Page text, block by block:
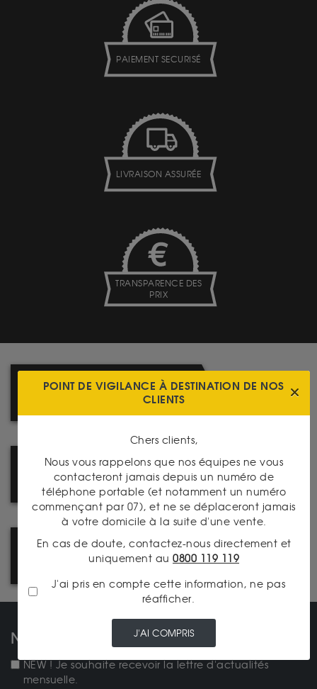
PAIEMENT SECURISÉ
LIVRAISON ASSURÉE
TRANSPARENCE DES
PRIX
PROFESSIONNELS ? LES
MEILLEURES CONDITIONS SUR
DÉCOUVREZ NOTRE
CATALOGUE PRODUITS
LA PRESSE PARLE DE NOUS !
NOS NEWSLETTERS
NEW ! Je souhaite recevoir la lettre d'actualités
mensuelle.
POINT DE VIGILANCE À DESTINATION DE NOS
CLIENTS
Chers clients,
Nous vous rappelons que nos équipes ne vous
contacteront jamais depuis un numéro de
téléphone portable (et notamment un numéro
commençant par 07), et ne se déplaceront jamais
à votre domicile à la suite d'une vente.
En cas de doute, contactez-nous directement et
uniquement au 0800 119 119
J'ai pris en compte cette information, ne pas
réafficher.
J'AI COMPRIS